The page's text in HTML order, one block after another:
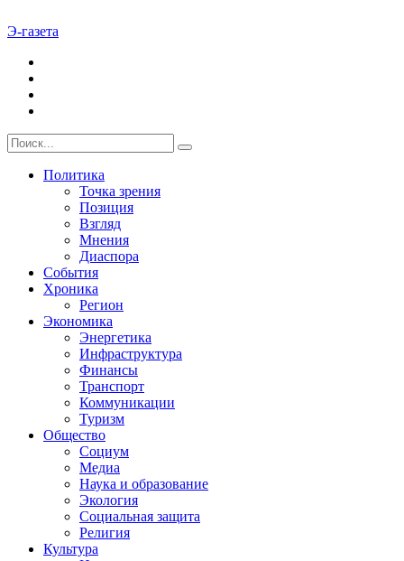
Э-газета
Политика
Точка зрения
Позиция
Взгляд
Мнения
Диаспора
События
Хроника
Регион
Экономика
Энергетика
Инфраструктура
Финансы
Транспорт
Коммуникации
Туризм
Общество
Социум
Медиа
Наука и образование
Экология
Социальная защита
Религия
Культура